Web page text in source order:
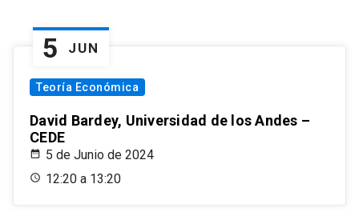
5 JUN
Teoría Económica
David Bardey, Universidad de los Andes –
CEDE
5 de Junio de 2024
12:20 a 13:20